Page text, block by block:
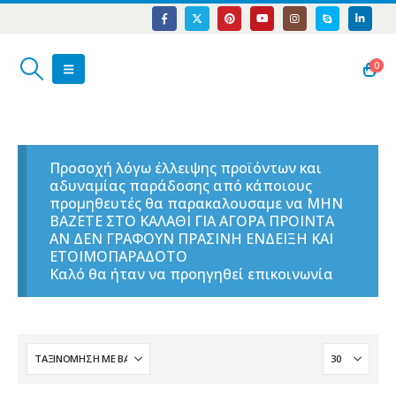
0
Προσοχή λόγω έλλειψης προϊόντων και
αδυναμίας παράδοσης από κάποιους
προμηθευτές θα παρακαλουσαμε να ΜΗΝ
ΒΑΖΕΤΕ ΣΤΟ ΚΑΛΑΘΙ ΓΙΑ ΑΓΟΡΑ ΠΡΟΙΝΤΑ
ΑΝ ΔΕΝ ΓΡΑΦΟΥΝ ΠΡΑΣΙΝΗ ΕΝΔΕΙΞΗ ΚΑΙ
ΕΤΟΙΜΟΠΑΡΑΔΟΤΟ
Καλό θα ήταν να προηγηθεί επικοινωνία